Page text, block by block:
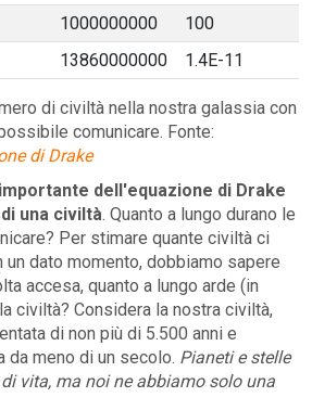
1000000000
100
13860000000 1.4E-11
di civiltà nella nostra galassia con
comunicare. Fonte:
di Drake
dell'equazione di Drake
una civiltà. Quanto a lungo durano le
Per stimare quante civiltà ci
un dato momento, dobbiamo sapere
accesa, quanto a lungo arde (in
civiltà? Considera la nostra civiltà,
di non più di 5.500 anni e
da meno di un secolo. Pianeti e stelle
vita, ma noi ne abbiamo solo una